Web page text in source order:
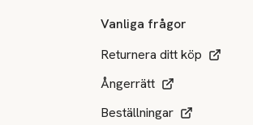
Vanliga frågor
Returnera ditt köp
Ångerrätt
Beställningar